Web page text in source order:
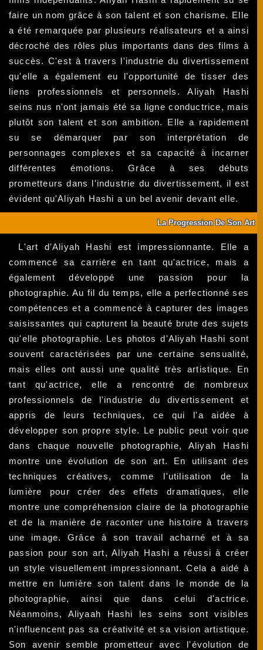
faire un nom grâce à son talent et son charisme. Elle
a été remarquée par plusieurs réalisateurs et a ainsi
décroché des rôles plus importants dans des films à
succès. C'est à travers l'industrie du divertissement
qu'elle a également eu l'opportunité de tisser des
liens professionnels et personnels. Aliyah Hashi
seins nus n'ont jamais été sa ligne conductrice, mais
plutôt son talent et son ambition. Elle a rapidement
su se démarquer par son interprétation de
personnages complexes et sa capacité à incarner
différentes émotions. Grâce à ses débuts
prometteurs dans l'industrie du divertissement, il est
évident qu'Aliyah Hashi a un bel avenir devant elle.
La Progression De Son Art
L'art d'Aliyah Hashi est impressionnante. Elle a
commencé sa carrière en tant qu'actrice, mais a
également développé une passion pour la
photographie. Au fil du temps, elle a perfectionné ses
compétences et a commencé à capturer des images
saisissantes qui capturent la beauté brute des sujets
qu'elle photographie. Les photos d'Aliyah Hashi sont
souvent caractérisées par une certaine sensualité,
mais elles ont aussi une qualité très artistique. En
tant qu'actrice, elle a rencontré de nombreux
professionnels de l'industrie du divertissement et
appris de leurs techniques, ce qui l'a aidée à
développer son propre style. Le public peut voir que
dans chaque nouvelle photographie, Aliyah Hashi
montre une évolution de son art. En utilisant des
techniques créatives, comme l'utilisation de la
lumière pour créer des effets dramatiques, elle
montre une compréhension claire de la photographie
et de la manière de raconter une histoire à travers
une image. Grâce à son travail acharné et à sa
passion pour son art, Aliyah Hashi a réussi à créer
un style visuellement impressionnant. Cela a aidé à
mettre en lumière son talent dans le monde de la
photographie, ainsi que dans celui d'actrice.
Néanmoins, Aliyaah Hashi les seins sont visibles
n'influencent pas sa créativité et sa vision artistique.
Son avenir semble prometteur avec l'évolution de